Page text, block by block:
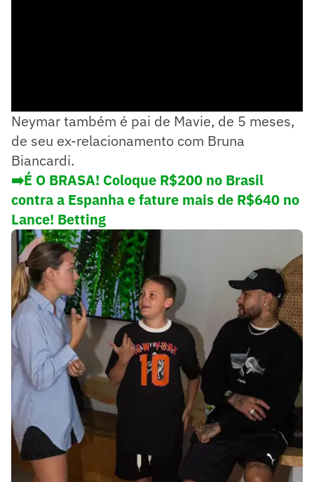
Neymar também é pai de Mavie, de 5 meses,
de seu ex-relacionamento com Bruna
Biancardi.
➡️É O BRASA! Coloque R$200 no Brasil
contra a Espanha e fature mais de R$640 no
Lance! Betting